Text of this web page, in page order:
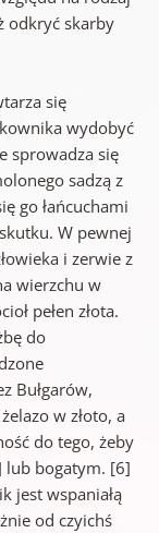
odkryć skarby
się
wydobyć
sprowadza się
sadzą z
go łańcuchami
W pewnej
i zerwie z
wierzchu w
pełen złota.
do
Bułgarów,
w złoto, a
do tego, żeby
lub bogatym. [6]
jest wspaniałą
od czyichś